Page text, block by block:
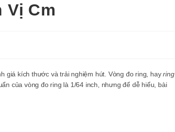
Vị Cm
giá kích thước và trải nghiệm hút. Vòng đo ring, hayring
của vòng đo ring là 1/64 inch, nhưng để dễ hiểu, bài